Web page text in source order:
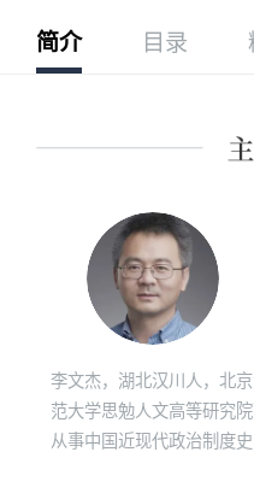
简介 目录
李文杰，湖北汉川人，北
范大学思勉人文高等研究
从事中国近现代政治制度